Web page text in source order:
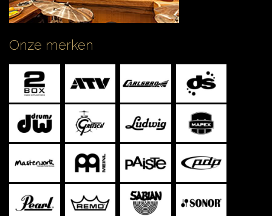
Onze merken